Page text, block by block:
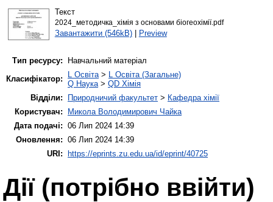
Текст
2024_методичка_хімія з основами біогеохімії.pdf
Завантажити (546kB)| Preview
Тип ресурсу:
Навчальний матеріал
Класифікатор:
L Освіта> L Освіта (Загальне)
Q Наука> QD Хімія
Відділи:
Природничий факультет > Кафедра хімії
Користувач:
Микола Володимирович Чайка
Дата подачі: 06 Лип 2024 14:39
Оновлення: 06 Лип 2024 14:39
URI:
https://eprints.zu.edu.ua/id/eprint/40725
Дії ​​(потрібно ввійти)